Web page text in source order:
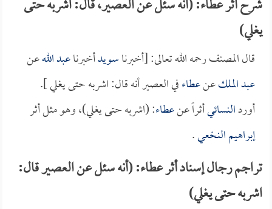
شرح أثر عطاء: (أنه سئل عن العصير، قال: اشربه حتى
يغلي)
قال المصنف رحمه الله تعالى: [أخبرناسويدأخبرناعبد اللهعن
عبد الملكعنعطاءفي العصير أنه قال: اشربه حتى يغلي ].
أوردالنسائيأثراً عنعطاء: (اشربه حتى يغلي)، وهو مثل أثر
إبراهيم النخعي.
تراجم رجال إسناد أثر عطاء: (أنه سئل عن العصير قال:
اشربه حتى يغلي)